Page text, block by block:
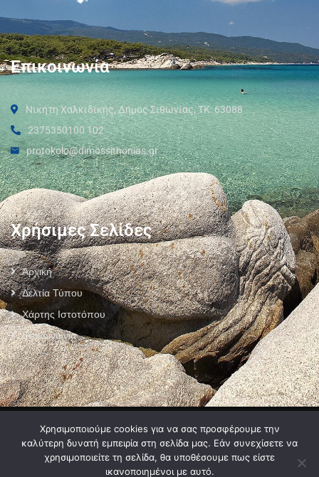
Επικοινωνία
Νικήτη Χαλκιδικής, Δήμος Σιθωνίας, ΤΚ: 63088
2375350100 102
protokolo@dimossithonias.gr
Χρήσιμες Σελίδες
Αρχική
Δελτία Τύπου
Χάρτης Ιστοτόπου
Επικοινωνία
Όροι Χρήσης
Χρησιμοποιούμε cookies για να σας προσφέρουμε την
καλύτερη δυνατή εμπειρία στη σελίδα μας. Εάν συνεχίσετε να
χρησιμοποιείτε τη σελίδα, θα υποθέσουμε πως είστε
ικανοποιημένοι με αυτό.